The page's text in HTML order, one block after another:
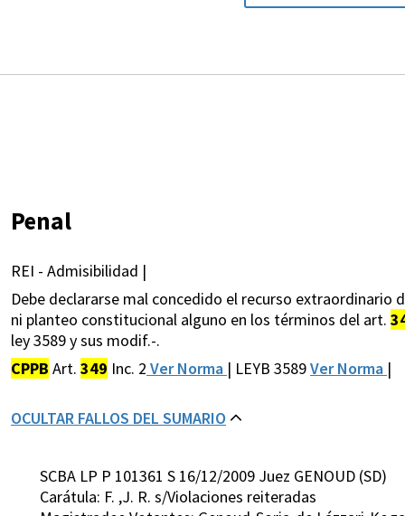
Penal
REI - Admisibilidad |
Debe declararse mal concedido el recurso
ni planteo constitucional alguno en los términos del art.
ley 3589 y sus modif.-.
CPPB Art. 349 Inc. 2 Ver Norma | LEYB 3589Ver Norma |
OCULTAR FALLOS DEL SUMARIO
SCBA LP P 101361 S 16/12/2009 Juez GENOUD (SD)
Carátula: F. ,J. R. s/Violaciones reiteradas